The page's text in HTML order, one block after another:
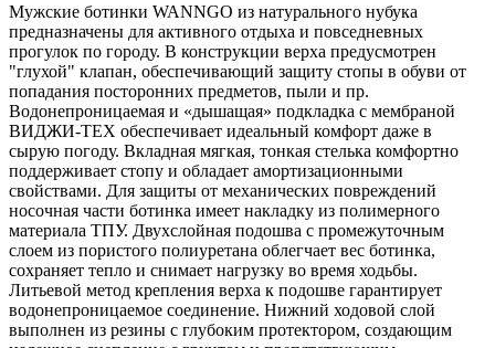
Мужские ботинки WANNGO из натурального нубука
предназначены для активного отдыха и повседневных
прогулок по городу. В конструкции верха предусмотрен
"глухой" клапан, обеспечивающий защиту стопы в обуви от
попадания посторонних предметов, пыли и пр.
Водонепроницаемая и «дышащая» подкладка с мембраной
ВИДЖИ-TEX обеспечивает идеальный комфорт даже в
сырую погоду. Вкладная мягкая, тонкая стелька комфортно
поддерживает стопу и обладает амортизационными
свойствами. Для защиты от механических повреждений
носочная части ботинка имеет накладку из полимерного
материала ТПУ. Двухслойная подошва с промежуточным
слоем из пористого полиуретана облегчает вес ботинка,
сохраняет тепло и снимает нагрузку во время ходьбы.
Литьевой метод крепления верха к подошве гарантирует
водонепроницаемое соединение. Нижний ходовой слой
выполнен из резины с глубоким протектором, создающим